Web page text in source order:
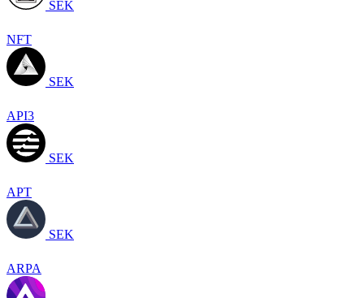
SEK
NFT
SEK
API3
SEK
APT
SEK
ARPA